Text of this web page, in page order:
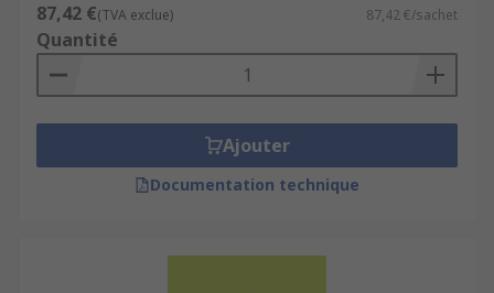
87,42 €(TVA exclue) 87,42 €/sachet
Quantité
Ajouter
Documentation technique